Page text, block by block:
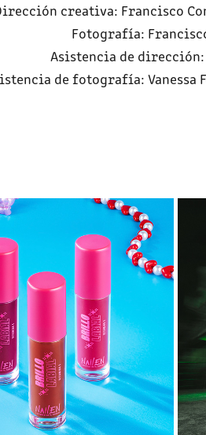
creativa: Francisco
Fotografía:
Asistencia de dirección:
de fotografía: Vanessa
NAILEN